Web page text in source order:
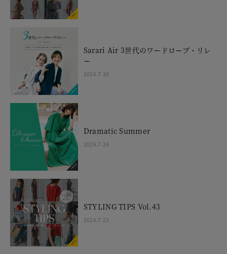
Sarari Air 3世代のワードローブ・リレ
ー
2026.7.30
Dramatic Summer
2026.7.24
STYLING TIPS Vol.43
2026.7.23